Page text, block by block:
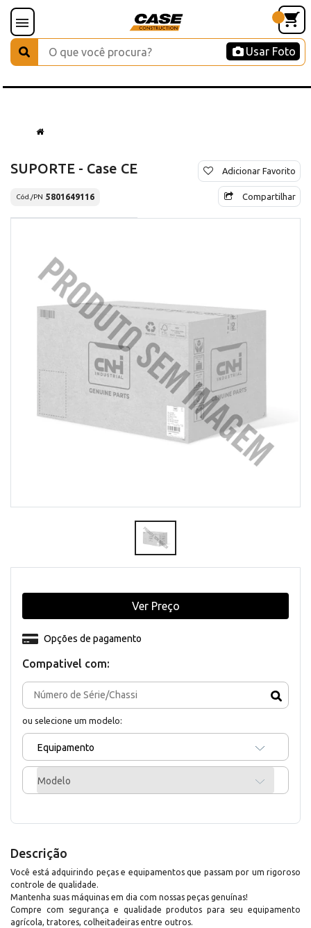
Usar Foto
SUPORTE - Case CE
Cód./PN 5801649116
Adicionar Favorito
Compartilhar
Compativel com:
ou selecione um modelo:
Equipamento
Modelo
Opções de pagamento
Ver Preço
Descrição
Você está adquirindo peças e equipamentos que passam por um rigoroso
controle de qualidade.
Mantenha suas máquinas em dia com nossas peças genuínas!
Compre com segurança e qualidade produtos para seu equipamento
agrícola, tratores, colheitadeiras entre outros.